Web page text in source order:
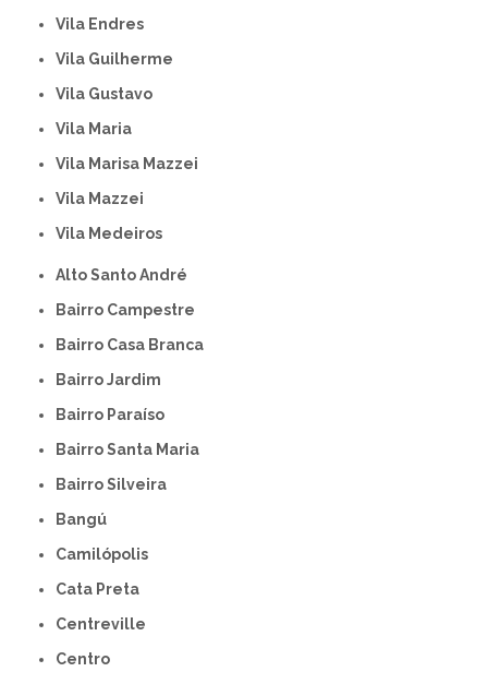
Vila Endres
Vila Guilherme
Vila Gustavo
Vila Maria
Vila Marisa Mazzei
Vila Mazzei
Vila Medeiros
Alto Santo André
Bairro Campestre
Bairro Casa Branca
Bairro Jardim
Bairro Paraíso
Bairro Santa Maria
Bairro Silveira
Bangú
Camilópolis
Cata Preta
Centreville
Centro